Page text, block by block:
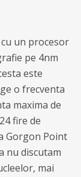
un procesor
pe 4nm
este
o frecventa
maxima de
fire de
Gorgon Point
nu discutam
mai